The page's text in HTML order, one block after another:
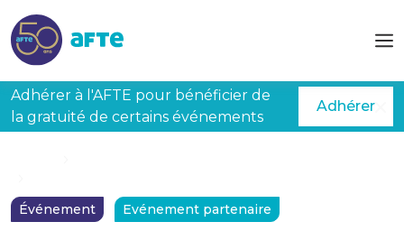
Adhérer à l'AFTE pour bénéficier de
la gratuité de certains événements
Adhérer
Événement
Evénement partenaire